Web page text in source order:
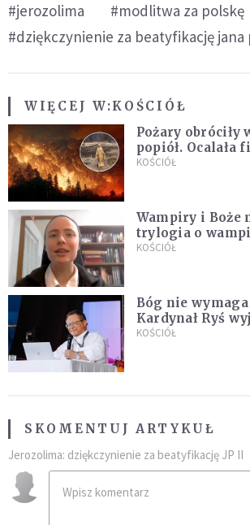
#jerozolima
#modlitwa za polskę
#dziękczynienie za beatyfikację jana
WIĘCEJ W:KOŚCIÓŁ
Pożary obróciły
popiół. Ocalała
Bożej
KOŚCIÓŁ
Wampiry i Boże
trylogia o
KOŚCIÓŁ
Bóg nie
Kardynał Ryś
KOŚCIÓŁ
SKOMENTUJ ARTYKUŁ
Jerozolima: dziękczynienie za beatyfikację JP II